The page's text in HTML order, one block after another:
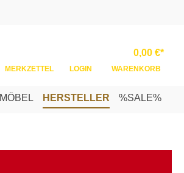
MERKZETTEL LOGIN
0,00 €*
WARENKORB
MÖBEL HERSTELLER %SALE%